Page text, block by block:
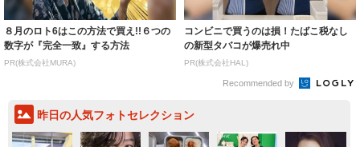
８月のロト6はこの方法で買え!!６つの
数字が『完全一致』する方法
PR(株式会社MURA)
コンビニで買うのは損！たばこ税なし
の新型タバコが爆売れ中
PR(株式会社HAL)
Recommended by
昨日の人気フォトセレクション